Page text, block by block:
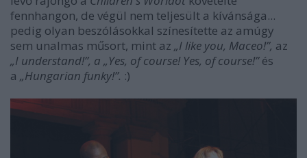
fennhangon, de végül nem teljesült a kívánsága...
pedig olyan beszólásokkal színesítette az amúgy
sem unalmas műsort, mint az „I like you, Maceo!”, az
„I understand!”, a „Yes, of course! Yes, of course!”és
a „Hungarian funky!”. :)